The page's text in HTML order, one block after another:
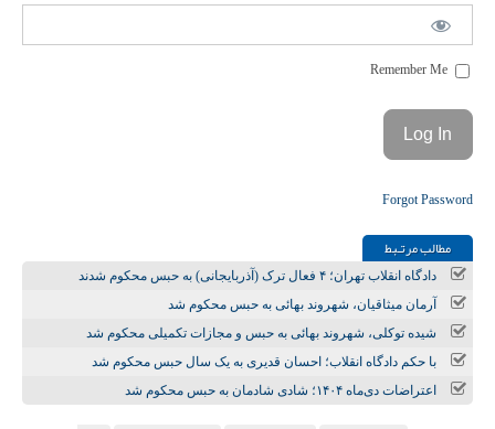
Forgot Password
مطالب مرتـبط
دادگاه انقلاب تهران؛ ۴ فعال ترک (آذربایجانی) به حبس محکوم شدند
آرمان میثاقیان، شهروند بهائی به حبس محکوم شد
شیده توکلی، شهروند بهائی به حبس و مجازات تکمیلی محکوم شد
با حکم دادگاه انقلاب؛ احسان قدیری به یک سال حبس محکوم شد
اعتراضات دی‌ماه ۱۴۰۴؛ شادی شادمان به حبس محکوم شد